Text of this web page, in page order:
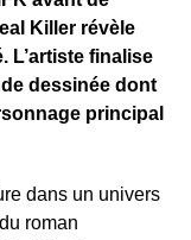
Killer révèle
L’artiste finalise
dessinée dont
principal
dans un univers
roman